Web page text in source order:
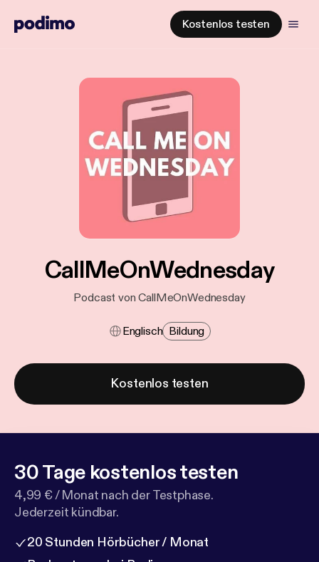
Kostenlos testen
CallMeOnWednesday
Podcast von CallMeOnWednesday
Englisch Bildung
Kostenlos testen
30 Tage kostenlos testen
4,99 € / Monat nach der Testphase.
Jederzeit kündbar.
20 Stunden Hörbücher / Monat